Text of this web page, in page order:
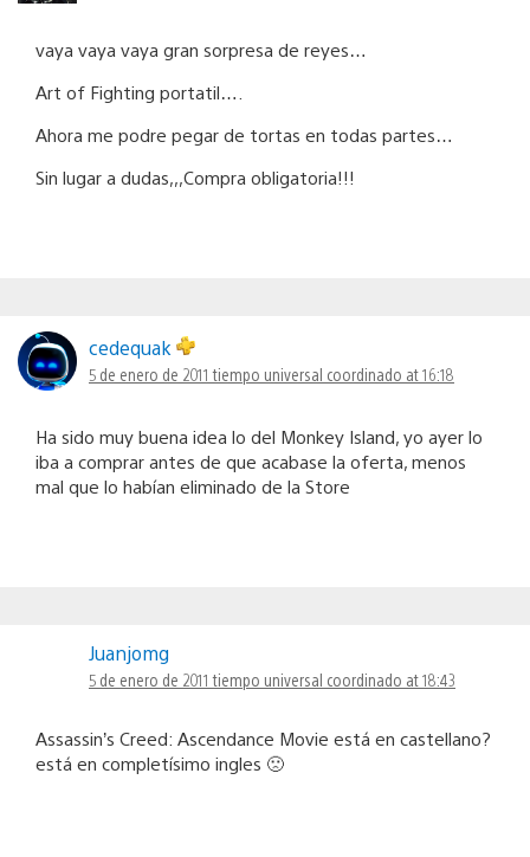
vaya vaya vaya gran sorpresa de reyes…
Art of Fighting portatil….
Ahora me podre pegar de tortas en todas partes…
Sin lugar a dudas,,,Compra obligatoria!!!
cedequak
5 de enero de 2011 tiempo universal coordinado at 16:18
Ha sido muy buena idea lo del Monkey Island, yo ayer lo
iba a comprar antes de que acabase la oferta, menos
mal que lo habían eliminado de la Store
Juanjomg
5 de enero de 2011 tiempo universal coordinado at 18:43
Assassin’s Creed: Ascendance Movie está en castellano?
está en completísimo ingles 🙁